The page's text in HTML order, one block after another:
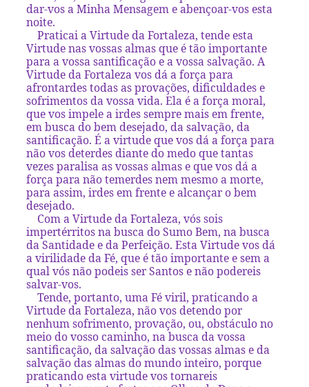
dar-vos a Minha Mensagem e abençoar-vos esta
noite.
Praticai a Virtude da Fortaleza, tende esta
Virtude nas vossas almas que é tão importante
para a vossa santificação e a vossa salvação. A
Virtude da Fortaleza vos dá a força para
afrontardes todas as provações, dificuldades e
sofrimentos da vossa vida. Ela é a força moral,
que vos impele a irdes sempre mais em frente,
em busca do bem desejado, da salvação, da
santificação. É a virtude que vos dá a força para
não vos deterdes diante do medo que tantas
vezes paralisa as vossas almas e que vos dá a
força para não temerdes nem mesmo a morte,
para assim, irdes em frente e alcançar o bem
desejado.
Com a Virtude da Fortaleza, vós sois
impertérritos na busca do Sumo Bem, na busca
da Santidade e da Perfeição. Esta Virtude vos dá
a virilidade da Fé, que é tão importante e sem a
qual vós não podeis ser Santos e não podereis
salvar-vos.
Tende, portanto, uma Fé viril, praticando a
Virtude da Fortaleza, não vos detendo por
nenhum sofrimento, provação, ou, obstáculo no
meio do vosso caminho, na busca da vossa
santificação, da salvação das vossas almas e da
salvação das almas do mundo inteiro, porque
praticando esta virtude vos tornareis